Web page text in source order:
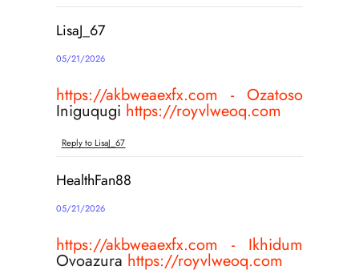
LisaJ_67
05/21/2026
https://akbweaexfx.com - Ozatoso
Iniguqugi https://royvlweoq.com
Reply to LisaJ_67
HealthFan88
05/21/2026
https://akbweaexfx.com - Ikhidum
Ovoazura https://royvlweoq.com